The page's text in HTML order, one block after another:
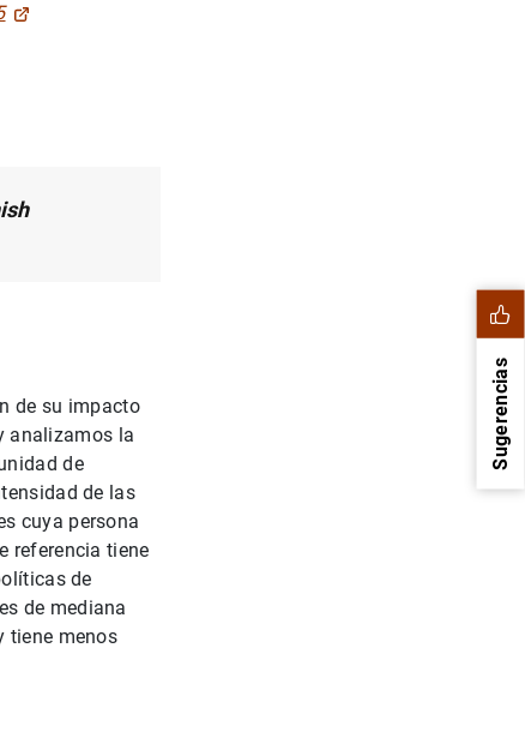
de su impacto
analizamos la
de
de las
cuya persona
referencia tiene
de
de mediana
tiene menos
Sugerencias